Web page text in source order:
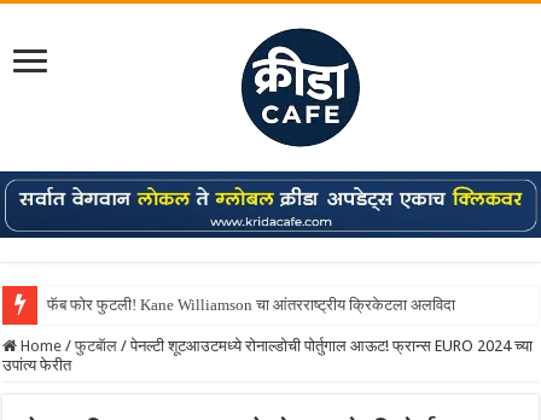
फॅब फोर फुटली! Kane Williamson चा आंतरराष्ट्रीय क्रिकेटला अलविदा
Home / फुटबॅाल / पेनल्टी शूटआउटमध्ये रोनाल्डोची पोर्तुगाल आऊट! फ्रान्स EURO 2024 च्या
उपांत्य फेरीत